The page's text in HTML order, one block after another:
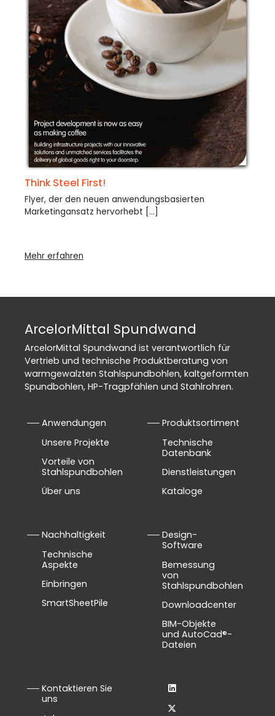
Think Steel First!
Flyer, der den neuen anwendungsbasierten
Marketingansatz hervorhebt [...]
Mehr erfahren
ArcelorMittal Spundwand
ArcelorMittal Spundwand ist verantwortlich für
Vertrieb und technische Produktberatung von
warmgewalzten Stahlspundbohlen, kaltgeformten
Spundbohlen, HP-Tragpfählen und Stahlrohren.
Anwendungen
Unsere Projekte
Vorteile von
Stahlspundbohlen
Über uns
Produktsortiment
Technische
Datenbank
Dienstleistungen
Kataloge
Nachhaltigkeit
Technische
Aspekte
Einbringen
SmartSheetPile
Design-
Software
Bemessung
von
Stahlspundbohlen
Downloadcenter
BIM-Objekte
und AutoCad®-
Dateien
Kontaktieren Sie
uns